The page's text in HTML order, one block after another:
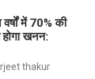
में 70% की
होगा खनन:
thakur